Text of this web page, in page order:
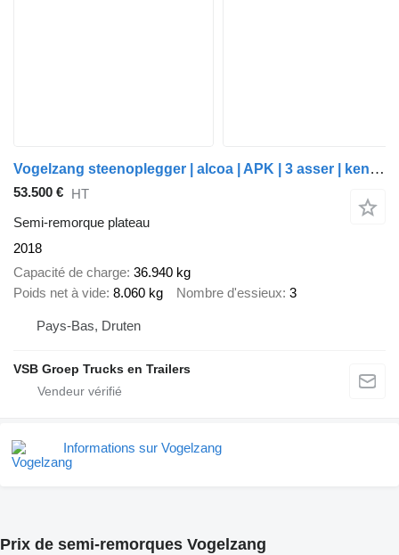
Vogelzang steenoplegger | alcoa | APK | 3 asser | kennis 14r joystick
53.500 € HT
Semi-remorque plateau
2018
Capacité de charge 36.940 kg
Poids net à vide 8.060 kg Nombre d'essieux 3
Pays-Bas, Druten
VSB Groep Trucks en Trailers
Informations sur Vogelzang
Prix de semi-remorques Vogelzang